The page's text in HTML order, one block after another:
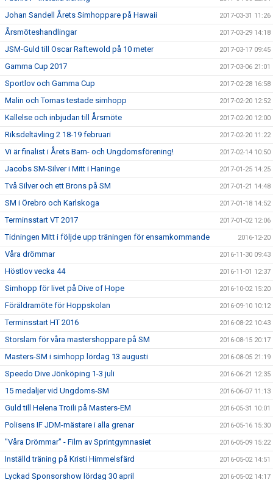
Johan Sandell Årets Simhoppare på Hawaii 2017-03-31 11:26
Årsmöteshandlingar 2017-03-29 14:18
JSM-Guld till Oscar Raftewold på 10 meter 2017-03-17 09:45
Gamma Cup 2017 2017-03-06 21:01
Sportlov och Gamma Cup 2017-02-28 16:58
Malin och Tomas testade simhopp 2017-02-20 12:52
Kallelse och inbjudan till Årsmöte 2017-02-20 12:00
Riksdeltävling 2 18-19 februari 2017-02-20 11:22
Vi är finalist i Årets Barn- och Ungdomsförening! 2017-02-14 10:50
Jacobs SM-Silver i Mitt i Haninge 2017-01-25 14:25
Två Silver och ett Brons på SM 2017-01-21 14:48
SM i Örebro och Karlskoga 2017-01-18 14:52
Terminsstart VT 2017 2017-01-02 12:06
Tidningen Mitt i följde upp träningen för ensamkommande 2016-12-20
Våra drömmar 2016-11-30 09:43
Höstlov vecka 44 2016-11-01 12:37
Simhopp för livet på Dive of Hope 2016-10-02 15:20
Föräldramöte för Hoppskolan 2016-09-10 10:12
Terminsstart HT 2016 2016-08-22 10:43
Storslam för våra mastershoppare på SM 2016-08-15 20:17
Masters-SM i simhopp lördag 13 augusti 2016-08-05 21:19
Speedo Dive Jönköping 1-3 juli 2016-06-21 12:35
15 medaljer vid Ungdoms-SM 2016-06-07 11:13
Guld till Helena Troili på Masters-EM 2016-05-31 10:01
Polisens IF JDM-mästare i alla grenar 2016-05-16 15:30
"Våra Drömmar" - Film av Sprintgymnasiet 2016-05-09 15:22
Inställd träning på Kristi Himmelsfärd 2016-05-02 14:51
Lyckad Sponsorshow lördag 30 april 2016-05-02 14:17